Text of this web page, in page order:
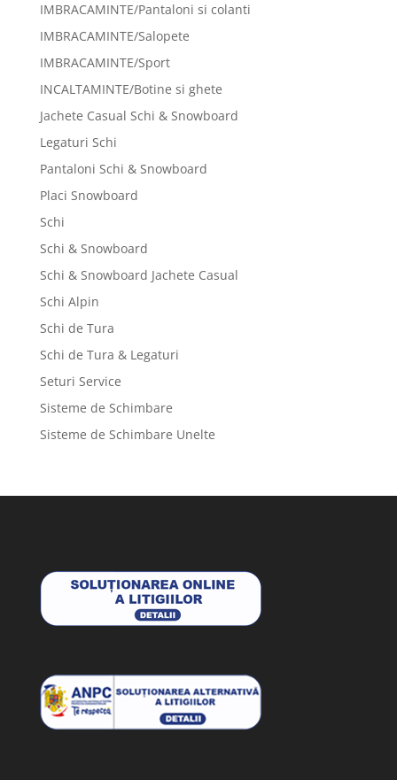
IMBRACAMINTE/Pantaloni si colanti
IMBRACAMINTE/Salopete
IMBRACAMINTE/Sport
INCALTAMINTE/Botine si ghete
Jachete Casual Schi & Snowboard
Legaturi Schi
Pantaloni Schi & Snowboard
Placi Snowboard
Schi
Schi & Snowboard
Schi & Snowboard Jachete Casual
Schi Alpin
Schi de Tura
Schi de Tura & Legaturi
Seturi Service
Sisteme de Schimbare
Sisteme de Schimbare Unelte